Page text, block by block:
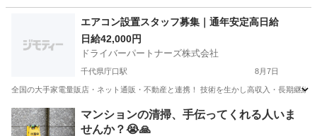
エアコン設置スタッフ募集｜通年安定高日給
日給42,000円
ドライバーパートナーズ株式会社
千代県庁口駅 8月7日
全国の大手家電量販店・ネット通販・不動産と連携！ 技術を生かし高収入・長期継
福岡 福岡市 千代県庁口駅 軽作業 スタッフ
マンションの清掃、手伝ってくれる人いま
せんか？😭🙏